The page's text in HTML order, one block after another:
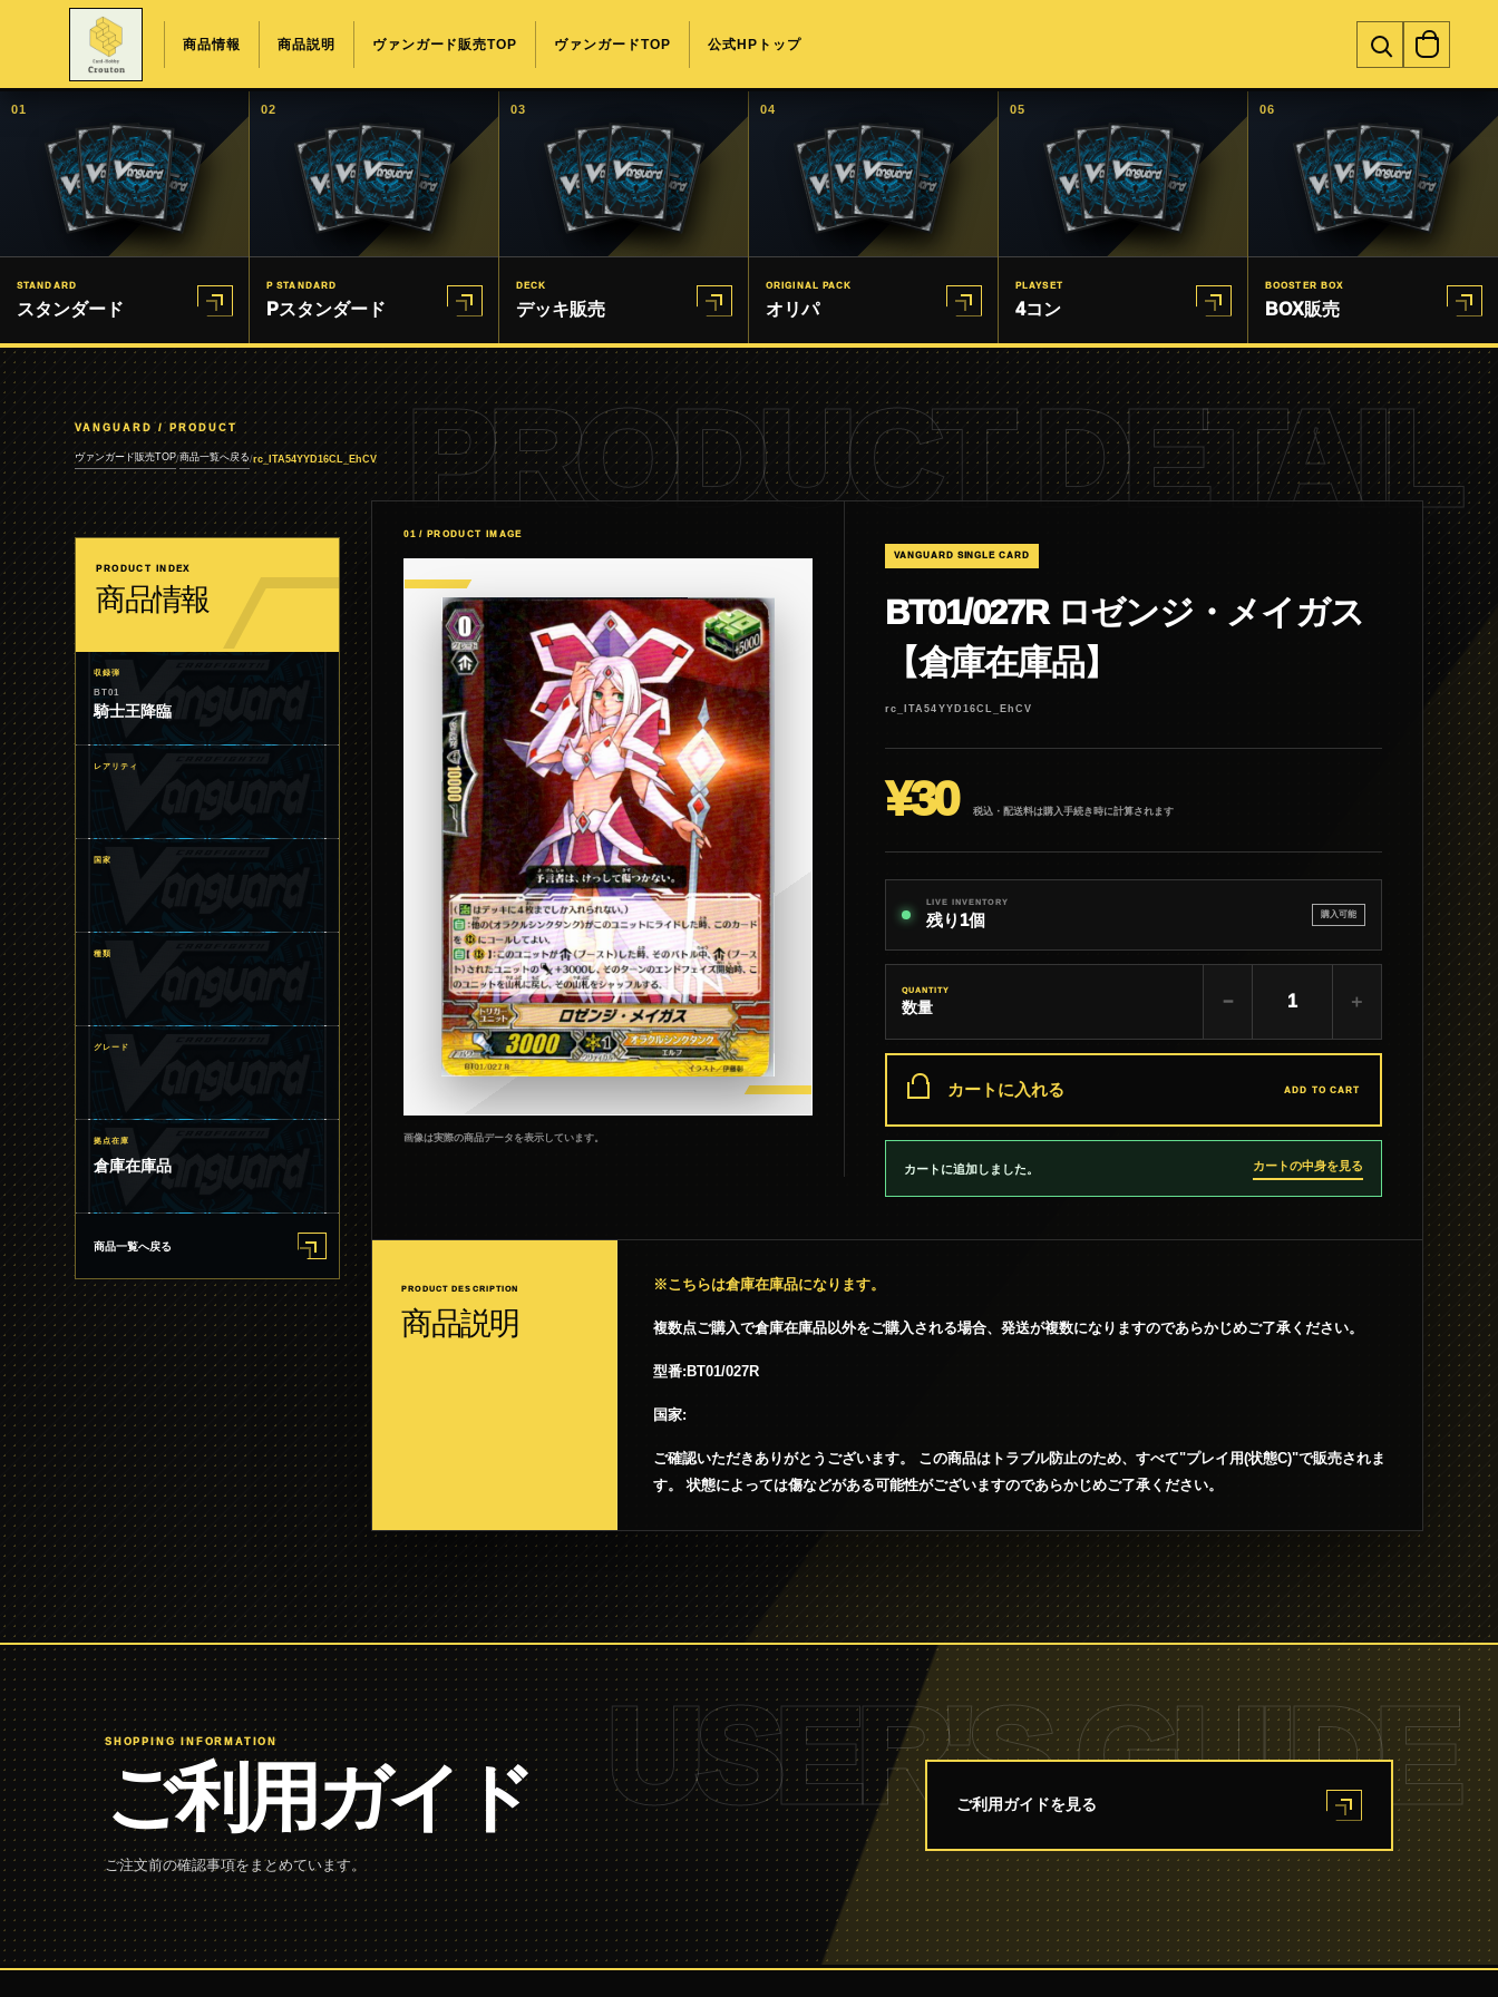
商品情報 商品説明 ヴァンガード販売TOP ヴァンガードTOP 公式HPトップ
01
STANDARD
スタンダード
02
P STANDARD
Pスタンダード
03
DECK
デッキ販売
04
ORIGINAL PACK
オリパ
05
PLAYSET
4コン
06
BOOSTER BOX
BOX販売
PRODUCT DETAIL
VANGUARD / PRODUCT
ヴァンガード販売TOP/商品一覧へ戻る/rc_ITA54YYD16CL_EhCV
PRODUCT INDEX
商品情報
収録弾
BT01
騎士王降臨
レアリティ
国家
種類
グレード
拠点在庫
倉庫在庫品
商品一覧へ戻る
01 / PRODUCT IMAGE
画像は実際の商品データを表示しています。
VANGUARD SINGLE CARD
BT01/027R ロゼンジ・メイガス
【倉庫在庫品】
rc_ITA54YYD16CL_EhCV
¥30 税込・配送料は購入手続き時に計算されます
LIVE INVENTORY
残り1個 購入可能
QUANTITY
数量 − ＋
カートに入れる ADD TO CART
カートに追加しました。 カートの中身を見る
PRODUCT DESCRIPTION
商品説明
※こちらは倉庫在庫品になります。
複数点ご購入で倉庫在庫品以外をご購入される場合、発送が複数になりますのであらかじめご了承ください。
型番:BT01/027R
国家:
ご確認いただきありがとうございます。 この商品はトラブル防止のため、すべて"プレイ用(状態C)"で販売されま
す。 状態によっては傷などがある可能性がございますのであらかじめご了承ください。
USER'S GUIDE
SHOPPING INFORMATION
ご利用ガイド
ご注文前の確認事項をまとめています。
ご利用ガイドを見る